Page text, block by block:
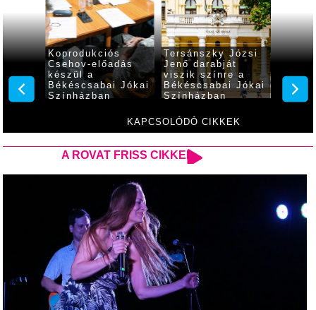
KAPCSOLÓDÓ CIKKEK
Koprodukciós
Csehov-előadás
készül a
Békéscsabai Jókai
Színházban
Tersánszky Józsi
Jenő darabját
viszik színre a
Békéscsabai Jókai
Színházban
be a
Jókai
A ROVAT FRISS CIKKEI